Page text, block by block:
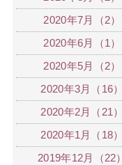
2020年7月（2）
2020年6月（1）
2020年5月（2）
2020年3月（16）
2020年2月（21）
2020年1月（18）
2019年12月（22）